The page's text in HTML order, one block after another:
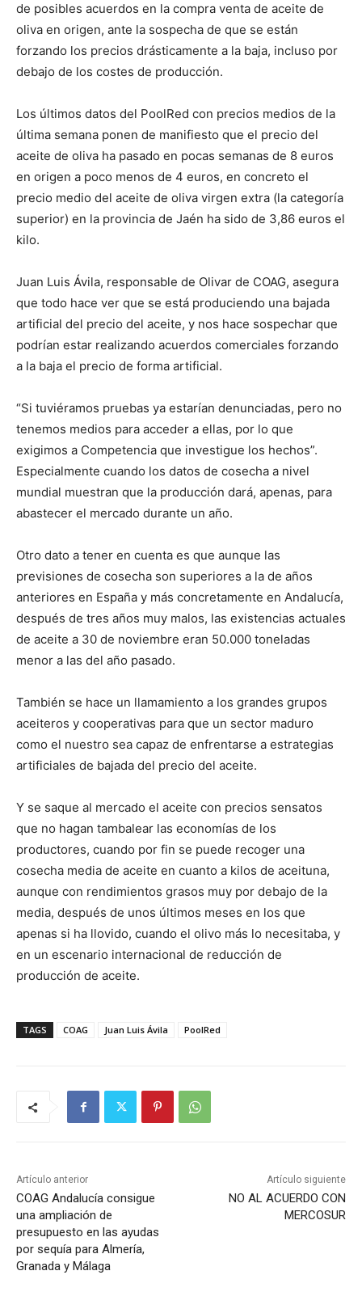
de posibles acuerdos en la compra venta de aceite de
oliva en origen, ante la sospecha de que se están
forzando los precios drásticamente a la baja, incluso por
debajo de los costes de producción.
Los últimos datos del PoolRed con precios medios de la
última semana ponen de manifiesto que el precio del
aceite de oliva ha pasado en pocas semanas de 8 euros
en origen a poco menos de 4 euros, en concreto el
precio medio del aceite de oliva virgen extra (la categoría
superior) en la provincia de Jaén ha sido de 3,86 euros el
kilo.
Juan Luis Ávila, responsable de Olivar de COAG, asegura
que todo hace ver que se está produciendo una bajada
artificial del precio del aceite, y nos hace sospechar que
podrían estar realizando acuerdos comerciales forzando
a la baja el precio de forma artificial.
“Si tuviéramos pruebas ya estarían denunciadas, pero no
tenemos medios para acceder a ellas, por lo que
exigimos a Competencia que investigue los hechos”.
Especialmente cuando los datos de cosecha a nivel
mundial muestran que la producción dará, apenas, para
abastecer el mercado durante un año.
Otro dato a tener en cuenta es que aunque las
previsiones de cosecha son superiores a la de años
anteriores en España y más concretamente en Andalucía,
después de tres años muy malos, las existencias actuales
de aceite a 30 de noviembre eran 50.000 toneladas
menor a las del año pasado.
También se hace un llamamiento a los grandes grupos
aceiteros y cooperativas para que un sector maduro
como el nuestro sea capaz de enfrentarse a estrategias
artificiales de bajada del precio del aceite.
Y se saque al mercado el aceite con precios sensatos
que no hagan tambalear las economías de los
productores, cuando por fin se puede recoger una
cosecha media de aceite en cuanto a kilos de aceituna,
aunque con rendimientos grasos muy por debajo de la
media, después de unos últimos meses en los que
apenas si ha llovido, cuando el olivo más lo necesitaba, y
en un escenario internacional de reducción de
producción de aceite.
TAGS COAG Juan Luis Ávila PoolRed
Artículo anterior
COAG Andalucía consigue
una ampliación de
presupuesto en las ayudas
por sequía para Almería,
Granada y Málaga
Artículo siguiente
NO AL ACUERDO CON
MERCOSUR